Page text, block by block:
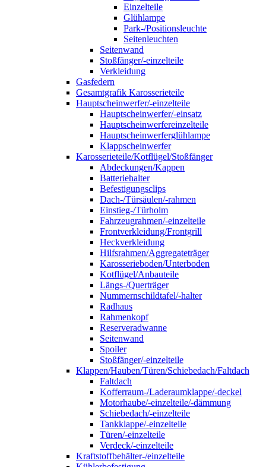
Einzelteile
Glühlampe
Park-/Positionsleuchte
Seitenleuchten
Seitenwand
Stoßfänger/-einzelteile
Verkleidung
Gasfedern
Gesamtgrafik Karosserieteile
Hauptscheinwerfer/-einzelteile
Hauptscheinwerfer/-einsatz
Hauptscheinwerfereinzelteile
Hauptscheinwerferglühlampe
Klappscheinwerfer
Karosserieteile/Kotflügel/Stoßfänger
Abdeckungen/Kappen
Batteriehalter
Befestigungsclips
Dach-/Türsäulen/-rahmen
Einstieg-/Türholm
Fahrzeugrahmen/-einzelteile
Frontverkleidung/Frontgrill
Heckverkleidung
Hilfsrahmen/Aggregateträger
Karosserieboden/Unterboden
Kotflügel/Anbauteile
Längs-/Querträger
Nummernschildtafel/-halter
Radhaus
Rahmenkopf
Reserveradwanne
Seitenwand
Spoiler
Stoßfänger/-einzelteile
Klappen/Hauben/Türen/Schiebedach/Faltdach
Faltdach
Kofferraum-/Laderaumklappe/-deckel
Motorhaube/-einzelteile/-dämmung
Schiebedach/-einzelteile
Tankklappe/-einzelteile
Türen/-einzelteile
Verdeck/-einzelteile
Kraftstoffbehälter-/einzelteile